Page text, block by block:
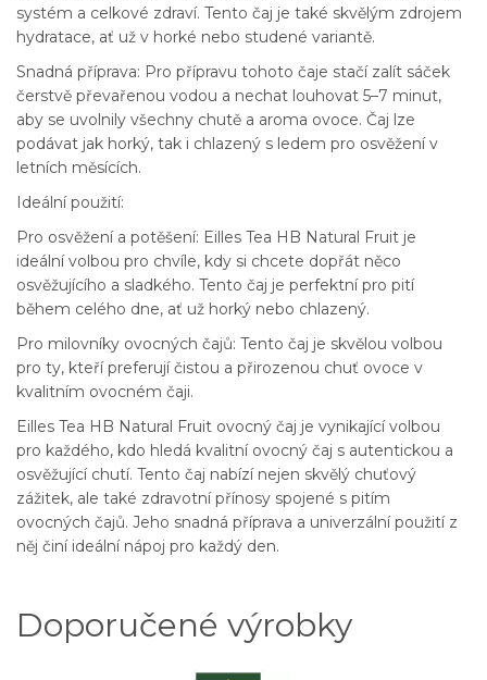
systém a celkové zdraví. Tento čaj je také skvělým zdrojem
hydratace, ať už v horké nebo studené variantě.
Snadná příprava: Pro přípravu tohoto čaje stačí zalít sáček
čerstvě převařenou vodou a nechat louhovat 5–7 minut,
aby se uvolnily všechny chutě a aroma ovoce. Čaj lze
podávat jak horký, tak i chlazený s ledem pro osvěžení v
letních měsících.
Ideální použití:
Pro osvěžení a potěšení: Eilles Tea HB Natural Fruit je
ideální volbou pro chvíle, kdy si chcete dopřát něco
osvěžujícího a sladkého. Tento čaj je perfektní pro pití
během celého dne, ať už horký nebo chlazený.
Pro milovníky ovocných čajů: Tento čaj je skvělou volbou
pro ty, kteří preferují čistou a přirozenou chuť ovoce v
kvalitním ovocném čaji.
Eilles Tea HB Natural Fruit ovocný čaj je vynikající volbou
pro každého, kdo hledá kvalitní ovocný čaj s autentickou a
osvěžující chutí. Tento čaj nabízí nejen skvělý chuťový
zážitek, ale také zdravotní přínosy spojené s pitím
ovocných čajů. Jeho snadná příprava a univerzální použití z
něj činí ideální nápoj pro každý den.
Doporučené výrobky